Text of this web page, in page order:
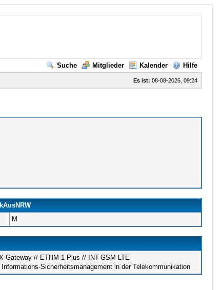
Suche Mitglieder Kalender Hilfe
Es ist: 08-08-2026, 09:24
M
Gateway // ETHM-1 Plus // INT-GSM LTE
Sicherheitsmanagement in der Telekommunikation